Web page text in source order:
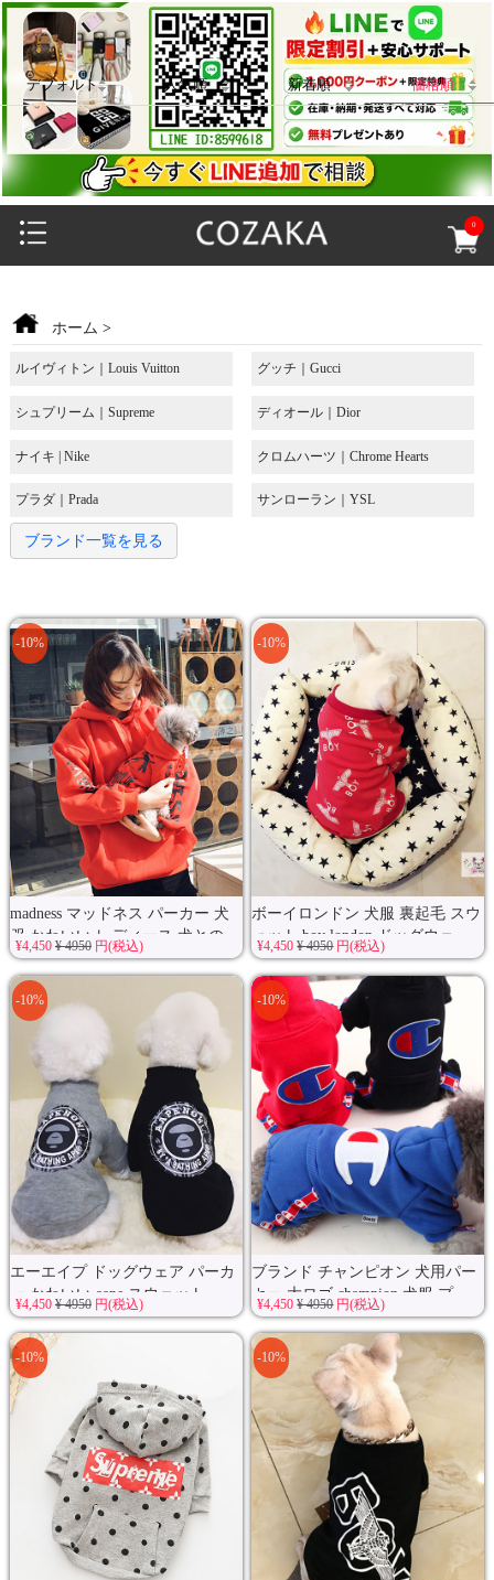
0
デフォルト 人気順 新着順 価格順
ホーム >
ルイヴィトン｜Louis Vuitton グッチ｜Gucci
シュプリーム｜Supreme ディオール｜Dior
ナイキ | Nike クロムハーツ｜Chrome Hearts
プラダ｜Prada サンローラン｜YSL
ブランド一覧を見る
madness マッドネス パーカー 犬
服 かわいい レディース 犬との...
-10%
¥4,450 ¥ 4950円(税込)
ボーイロンドン 犬服 裏起毛 スウ
ェット boy london ドッグウェ...
-10%
¥4,450¥ 4950円(税込)
エーエイプ ドッグウェア パーカ
ー かわいい aape スウェット...
-10%
¥4,450 ¥ 4950円(税込)
ブランド チャンピオン 犬用パー
カー 大ロゴ champion 犬服 プ...
-10%
¥4,450¥ 4950円(税込)
-10% -10%